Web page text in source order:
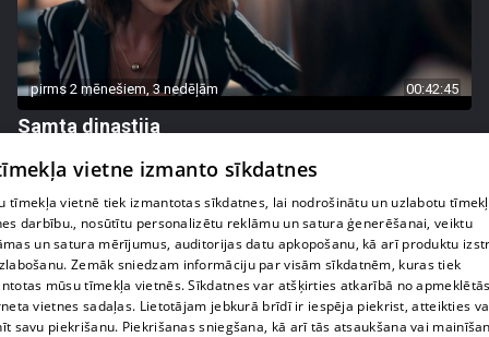
pirms 2 mēnešiem, 3 nedēļām 00:42:45
Samta dinastija
vietne izmanto sīkdatnes
tīmekļa vietnē tiek izmantotas sīkdatnes, lai nodrošinātu un uzlabotu
darbību., nosūtītu personalizētu reklāmu un satura ģenerēšanai, veiktu
un satura mērījumus, auditorijas datu apkopošanu, kā arī produktu
Zemāk sniedzam informāciju par visām sīkdatnēm, kuras tiek
mūsu tīmekļa vietnēs. Sīkdatnes var atšķirties atkarībā no
vietnes sadaļas. Lietotājam jebkurā brīdī ir iespēja piekrist, atteikties
savu piekrišanu. Piekrišanas sniegšana, kā arī tās atsaukšana vai